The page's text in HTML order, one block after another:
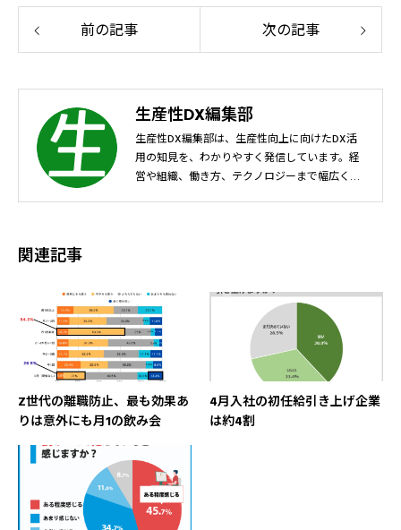
前の記事 次の記事
生産性DX編集部
生産性DX編集部は、生産性向上に向けたDX活
用の知見を、わかりやすく発信しています。経
営や組織、働き方、テクノロジーまで幅広く取
関連記事
Z世代の離職防止、最も効果あ
りは意外にも月1の飲み会
4月入社の初任給引き上げ企業
は約4割